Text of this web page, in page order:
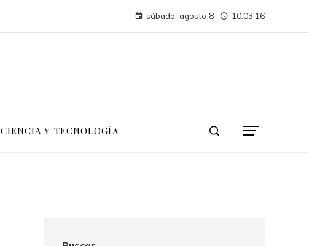
sábado, agosto 8 10:03:17
CIENCIA Y TECNOLOGÍA